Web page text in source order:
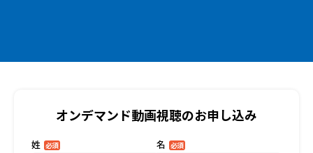
オンデマンド動画視聴のお申し込み
姓 必須 名 必須